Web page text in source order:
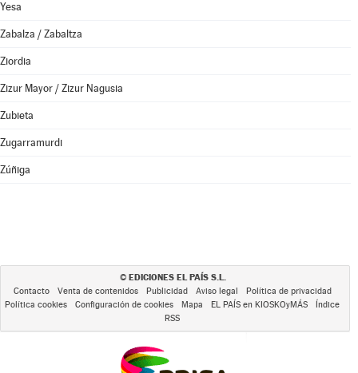
Yesa
Zabalza / Zabaltza
Ziordia
Zizur Mayor / Zizur Nagusia
Zubieta
Zugarramurdi
Zúñiga
© EDICIONES EL PAÍS S.L.
Contacto Venta de contenidos Publicidad Aviso legal
Política de privacidad
Política cookies
Configuración de cookies Mapa EL PAÍS en KIOSKOyMÁS
Índice
RSS